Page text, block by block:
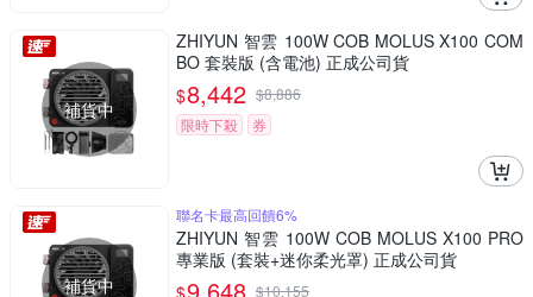
補貨中
ZHIYUN 智雲 100W COB MOLUS X100 COM
BO 套裝版 (含電池) 正成公司貨
$8,442 $8,886
限時下殺
券
補貨中
聯名卡最高回饋6%
ZHIYUN 智雲 100W COB MOLUS X100 PRO
專業版 (套裝+迷你柔光罩) 正成公司貨
$10,155